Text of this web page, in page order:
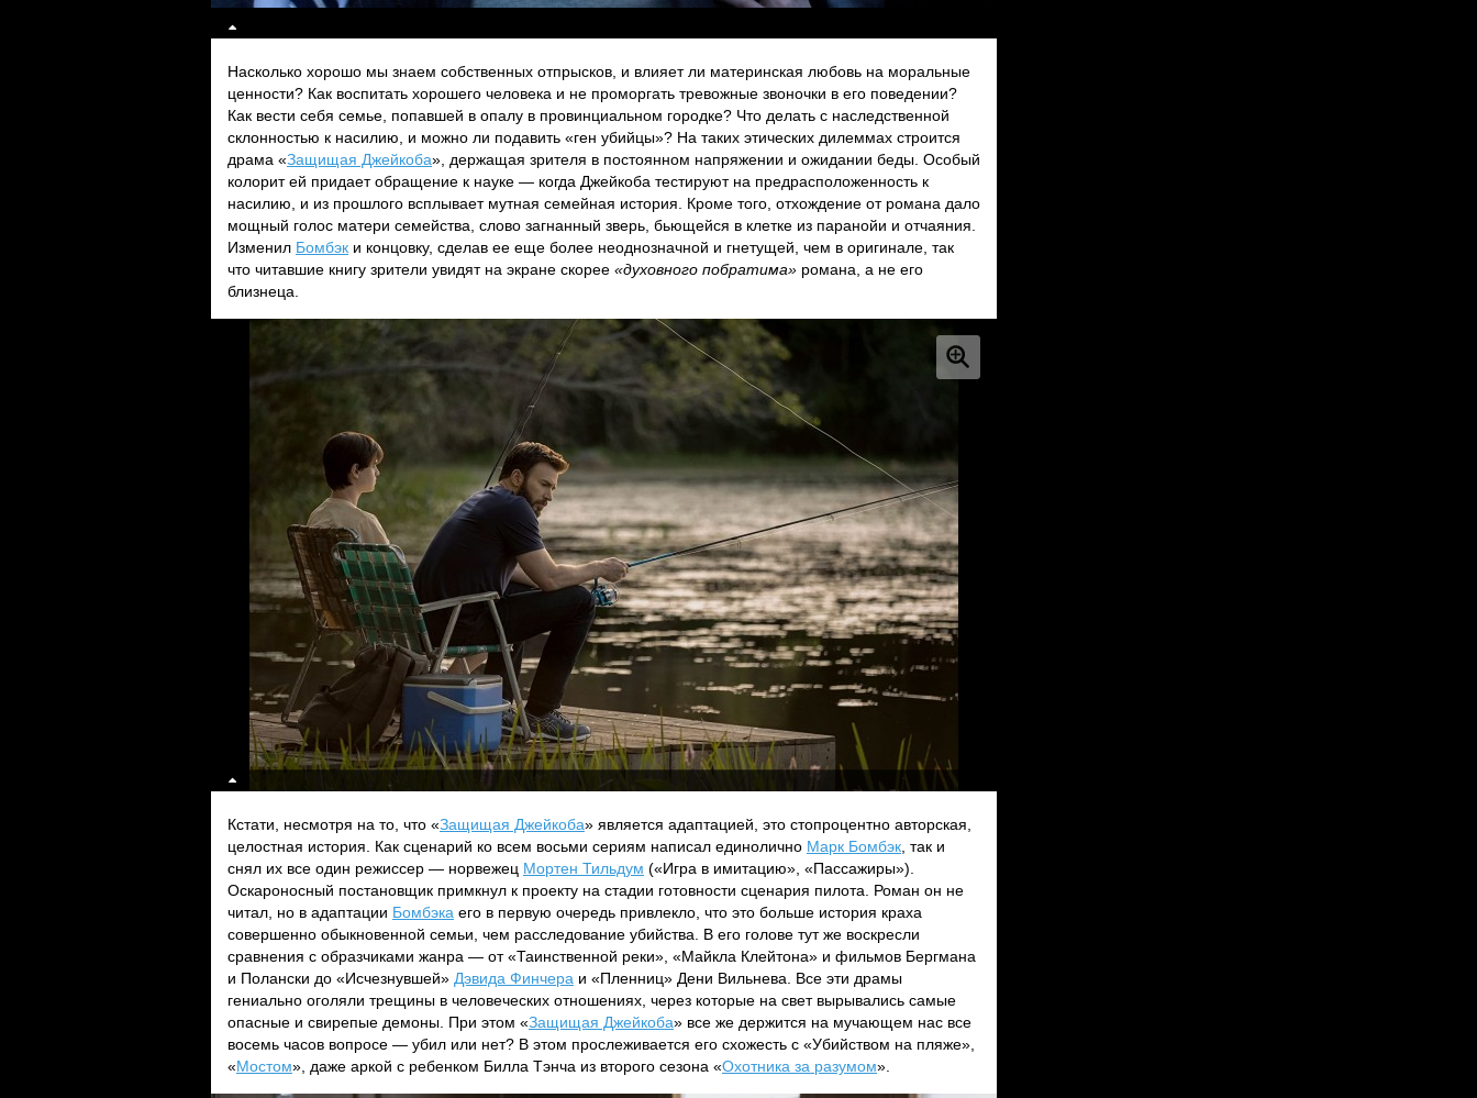
Насколько хорошо мы знаем собственных отпрысков, и влияет ли материнская любовь на моральные
ценности? Как воспитать хорошего человека и не проморгать тревожные звоночки в его поведении?
Как вести себя семье, попавшей в опалу в провинциальном городке? Что делать с наследственной
склонностью к насилию, и можно ли подавить «ген убийцы»? На таких этических дилеммах строится
драма «Защищая Джейкоба», держащая зрителя в постоянном напряжении и ожидании беды. Особый
колорит ей придает обращение к науке — когда Джейкоба тестируют на предрасположенность к
насилию, и из прошлого всплывает мутная семейная история. Кроме того, отхождение от романа дало
мощный голос матери семейства, слово загнанный зверь, бьющейся в клетке из паранойи и отчаяния.
Изменил Бомбэк и концовку, сделав ее еще более неоднозначной и гнетущей, чем в оригинале, так
что читавшие книгу зрители увидят на экране скорее «духовного побратима» романа, а не его
близнеца.
Кстати, несмотря на то, что «Защищая Джейкоба» является адаптацией, это стопроцентно авторская,
целостная история. Как сценарий ко всем восьми сериям написал единолично Марк Бомбэк , так и
снял их все один режиссер — норвежец Мортен Тильдум («Игра в имитацию», «Пассажиры»).
Оскароносный постановщик примкнул к проекту на стадии готовности сценария пилота. Роман он не
читал, но в адаптации Бомбэка его в первую очередь привлекло, что это больше история краха
совершенно обыкновенной семьи, чем расследование убийства. В его голове тут же воскресли
сравнения с образчиками жанра — от «Таинственной реки», «Майкла Клейтона» и фильмов Бергмана
и Полански до «Исчезнувшей» Дэвида Финчера и «Пленниц» Дени Вильнева. Все эти драмы
гениально оголяли трещины в человеческих отношениях, через которые на свет вырывались самые
опасные и свирепые демоны. При этом «Защищая Джейкоба» все же держится на мучающем нас все
восемь часов вопросе — убил или нет? В этом прослеживается его схожесть с «Убийством на пляже»,
«Мостом», даже аркой с ребенком Билла Тэнча из второго сезона «Охотника за разумом».